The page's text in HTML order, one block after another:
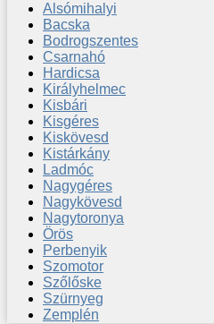
Alsómihalyi
Bacska
Bodrogszentes
Csarnahó
Hardicsa
Királyhelmec
Kisbári
Kisgéres
Kiskövesd
Kistárkány
Ladmóc
Nagygéres
Nagykövesd
Nagytoronya
Örös
Perbenyik
Szomotor
Szőlőske
Szürnyeg
Zemplén